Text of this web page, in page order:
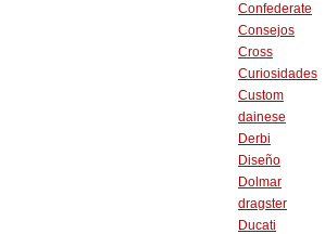
Confederate
Consejos
Cross
Curiosidades
Custom
dainese
Derbi
Diseño
Dolmar
dragster
Ducati